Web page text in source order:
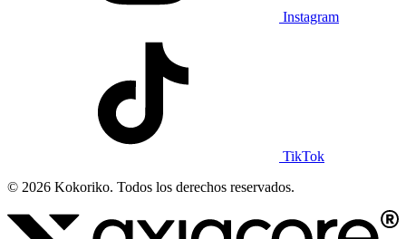
Instagram
TikTok
© 2026 Kokoriko. Todos los derechos reservados.